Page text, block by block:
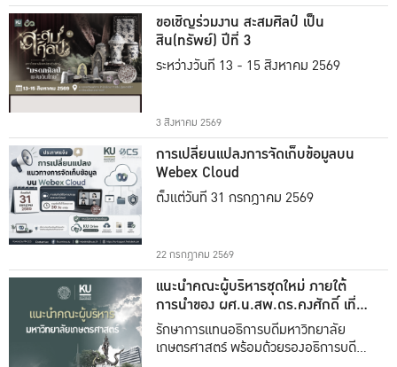
ขอเชิญร่วมงาน สะสมศิลป์ เป็น
สิน(ทรัพย์) ปีที่ 3
ระหว่างวันที่ 13 - 15 สิงหาคม 2569
3 สิงหาคม 2569
การเปลี่ยนแปลงการจัดเก็บข้อมูลบน
Webex Cloud
ตั้งแต่วันที่ 31 กรกฎาคม 2569
22 กรกฎาคม 2569
แนะนำคณะผู้บริหารชุดใหม่ ภายใต้
การนำของ ผศ.น.สพ.ดร.คงศักดิ์ เที่ยง
ธรรม
รักษาการแทนอธิการบดีมหาวิทยาลัย
เกษตรศาสตร์ พร้อมด้วยรองอธิการบดีทั้ง